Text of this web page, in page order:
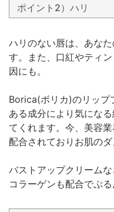
ポイント2）ハリ
ハリのない唇は、あな
す。また、口紅やティ
因にも。
Borica(ボリカ)のリップ
ある成分により気にな
てくれます。今、美容
配合されておりお肌のダ
バストアップクリーム
コラーゲンも配合でぷ